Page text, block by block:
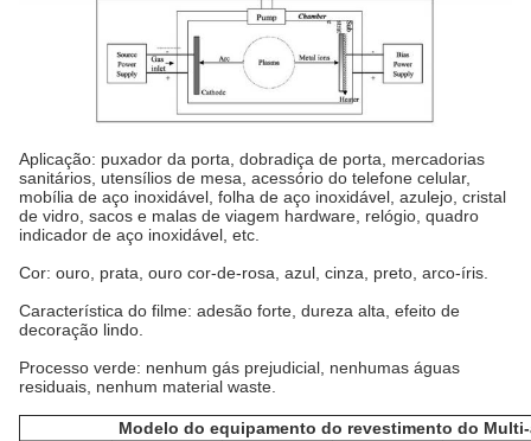
Aplicação: puxador da porta, dobradiça de porta, mercadorias
sanitários, utensílios de mesa, acessório do telefone celular,
mobília de aço inoxidável, folha de aço inoxidável, azulejo, cristal
de vidro, sacos e malas de viagem hardware, relógio, quadro
indicador de aço inoxidável, etc.
Cor: ouro, prata, ouro cor-de-rosa, azul, cinza, preto, arco-íris.
Característica do filme: adesão forte, dureza alta, efeito de
decoração lindo.
Processo verde: nenhum gás prejudicial, nenhumas águas
residuais, nenhum material waste.
Modelo do equipamento do revestimento do